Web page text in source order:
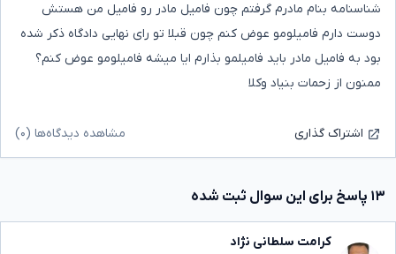
شناسنامه بنام مادرم گرفتم چون فامیل مادر رو فامیل من هستش
دوست دارم فامیلومو عوض کنم چون قبلا تو رای نهایی دادگاه ذکر شده
بود به فامیل مادر باید فامیلمو بذارم ایا میشه فامیلومو عوض کنم؟
ممنون از زحمات بنیاد وکلا
اشتراک گذاری مشاهده دیدگاه‌ها (۰)
۱۳ پاسخ برای این سوال ثبت شده
کرامت سلطانی نژاد